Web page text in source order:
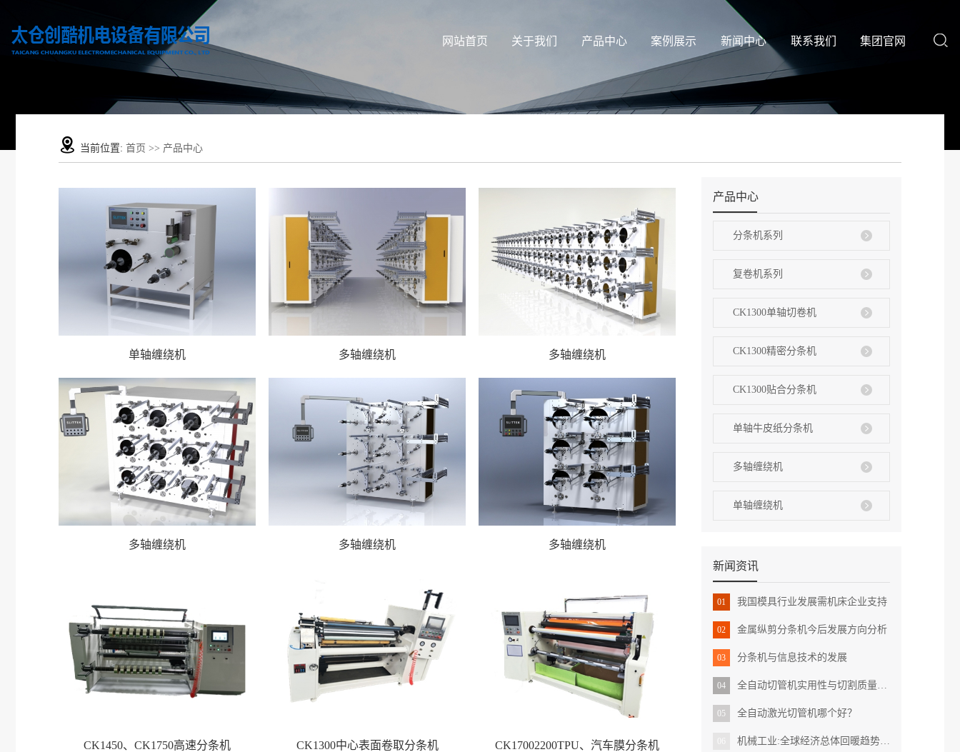
网站首页 关于我们 产品中心 案例展示 新闻中心 联系我们 集团官网
当前位置: 首页 >> 产品中心
产品中心
分条机系列
复卷机系列
CK1300单轴切卷机
CK1300精密分条机
CK1300贴合分条机
单轴牛皮纸分条机
多轴缠绕机
单轴缠绕机
新闻资讯
01 我国模具行业发展需机床企业支持
02 金属纵剪分条机今后发展方向分析
03 分条机与信息技术的发展
04 全自动切管机实用性与切割质量的完美结合？
05 全自动激光切管机哪个好？
机械工业:全球经济总体回暖趋势明显
单轴缠绕机 多轴缠绕机 多轴缠绕机
多轴缠绕机 多轴缠绕机 多轴缠绕机
CK1450、CK1750高速分条机 CK1300中心表面卷取分条机 CK17002200TPU、汽车膜分条机